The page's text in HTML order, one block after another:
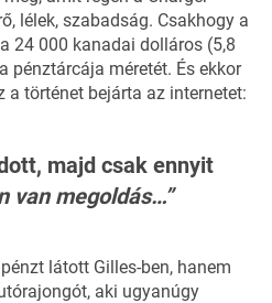
lélek, szabadság. Csakhogy a
24 000 kanadai dolláros (5,8
méretét. És ekkor
történet bejárta az internetet:
majd csak ennyit
van megoldás…”
látott Gilles-ben, hanem
aki ugyanúgy